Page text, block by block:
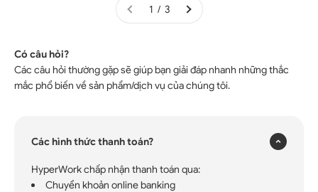
1 / 3
Có câu hỏi?
Các câu hỏi thường gặp sẽ giúp bạn giải đáp nhanh những thắc
mắc phổ biến về sản phẩm/dịch vụ của chúng tôi.
Các hình thức thanh toán?
HyperWork chấp nhận thanh toán qua:
Chuyển khoản online banking